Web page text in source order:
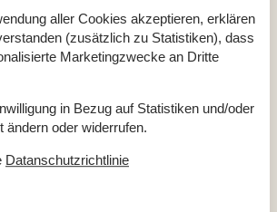
aller Cookies akzeptieren, erklären
(zusätzlich zu Statistiken), dass
Marketingzwecke an Dritte
in Bezug auf Statistiken und/oder
ändern oder widerrufen.
Datanschutzrichtlinie